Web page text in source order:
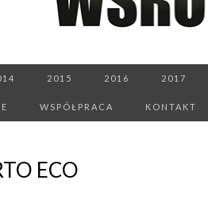
2015 2016 2017
WSPÓŁPRACA KONTAKT
ECO